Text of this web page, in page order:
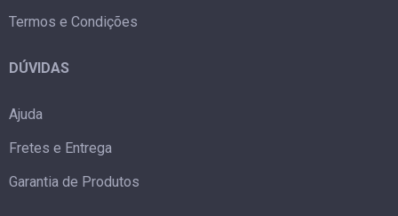
Termos e Condições
DÚVIDAS
Ajuda
Fretes e Entrega
Garantia de Produtos